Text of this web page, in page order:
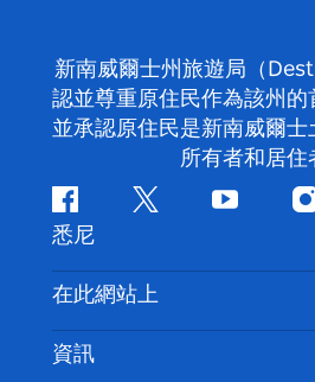
新南威爾士州旅遊局（
認並尊重原住民作為該州的
並承認原住民是新南威爾
所有者和居住
Facebook嘰
喳
喳
Youtube
悉尼
聯絡我們
免責聲明
隱私
在此網站上
目的地
資訊